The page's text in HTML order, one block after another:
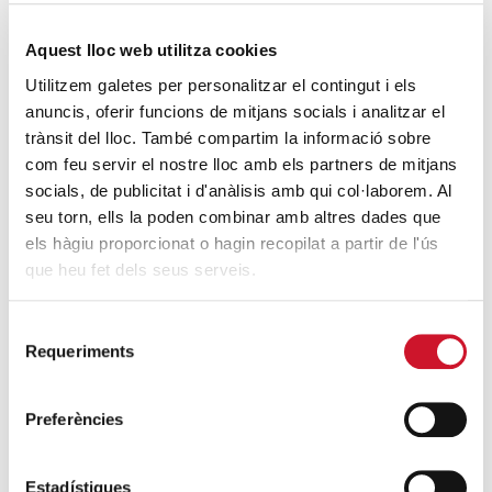
Aquest lloc web utilitza cookies
Utilitzem galetes per personalitzar el contingut i els
anuncis, oferir funcions de mitjans socials i analitzar el
trànsit del lloc. També compartim la informació sobre
com feu servir el nostre lloc amb els partners de mitjans
socials, de publicitat i d'anàlisis amb qui col·laborem. Al
seu torn, ells la poden combinar amb altres dades que
els hàgiu proporcionat o hagin recopilat a partir de l'ús
que heu fet dels seus serveis.
Requeriments
Preferències
Estadístiques
Diocesana de Barcelona. Julio de 2015.
Cáritas Barcelona acompaña a más de
4.100 personas en el dispositivo
extraordinario de regularización
ÚLTIMAS ENTRADAS
situación en Ceuta y hace un llamamiento a
la protección de la dignidad humana
4.100 personas en el dispositivo